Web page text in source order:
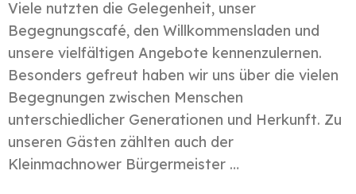
Viele nutzten die Gelegenheit, unser
Begegnungscafé, den Willkommensladen und
unsere vielfältigen Angebote kennenzulernen.
Besonders gefreut haben wir uns über die vielen
Begegnungen zwischen Menschen
unterschiedlicher Generationen und Herkunft. Zu
unseren Gästen zählten auch der
Kleinmachnower Bürgermeister …